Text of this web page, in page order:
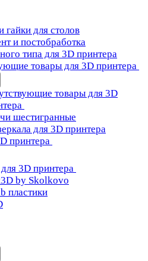
гайки для столов
и постобработка
типа для 3D принтера
товары для 3D принтера
товары для 3D
шестигранные
для 3D принтера
принтера
3D принтера
by Skolkovo
пластики